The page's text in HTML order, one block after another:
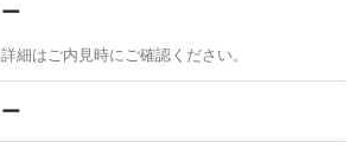
ー
詳細はご内見時にご確認ください。
ー